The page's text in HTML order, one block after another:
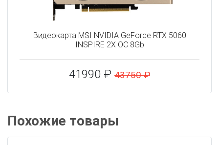
Видеокарта MSI NVIDIA GeForce RTX 5060
INSPIRE 2X OC 8Gb
41990 ₽ 43750 ₽
Похожие товары